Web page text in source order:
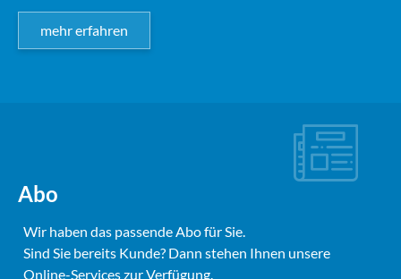
mehr erfahren
Abo
Wir haben das passende Abo für Sie.
Sind Sie bereits Kunde? Dann stehen Ihnen unsere
Online-Services zur Verfügung.